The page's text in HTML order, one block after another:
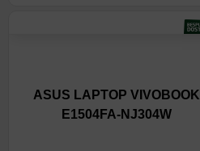
ASUS LAPTOP VIVOBOOK
E1504FA-NJ304W